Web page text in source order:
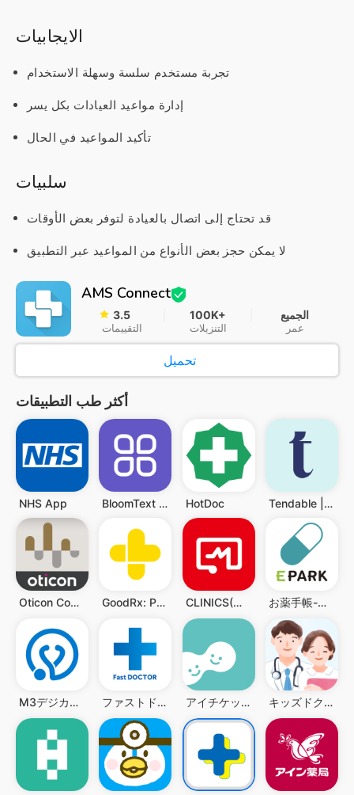
الايجابيات
تجربة مستخدم سلسة وسهلة الاستخدام
إدارة مواعيد العيادات بكل يسر
تأكيد المواعيد في الحال
سلبيات
قد تحتاج إلى اتصال بالعيادة لتوفر بعض الأوقات
لا يمكن حجز بعض الأنواع من المواعيد عبر التطبيق
AMS Connect
3.5
التقييمات
100K+
التنزيلات
الجميع
عمر
تحميل
أكثر طب التطبيقات
NHS App BloomText HIPAA Compliant Chat HotDoc Tendable | Healthcare Audits
Oticon Companion GoodRx: Prescription Coupons CLINICS(クリニクス) オンライン診療・服薬指導アプリ お薬手帳-病院予約もできるお薬手帳アプリ
M3デジカルスマート診察券 ファストドクター：救急の診療 アイチケット - 予約で待たずに病院へ キッズドクター：子供・子育てに寄りそうオンライン診療アプリ